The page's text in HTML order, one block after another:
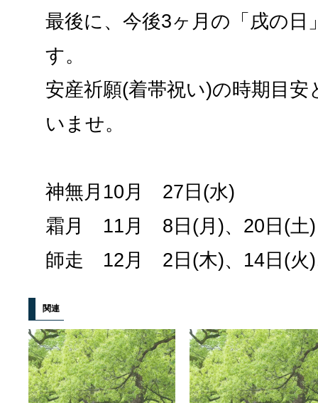
最後に、今後3ヶ月の「戌の日
す。
安産祈願(着帯祝い)の時期目
いませ。
神無月10月 27日(水)
霜月 11月 8日(月)、20日(土)
師走 12月 2日(木)、14日(火)
関連